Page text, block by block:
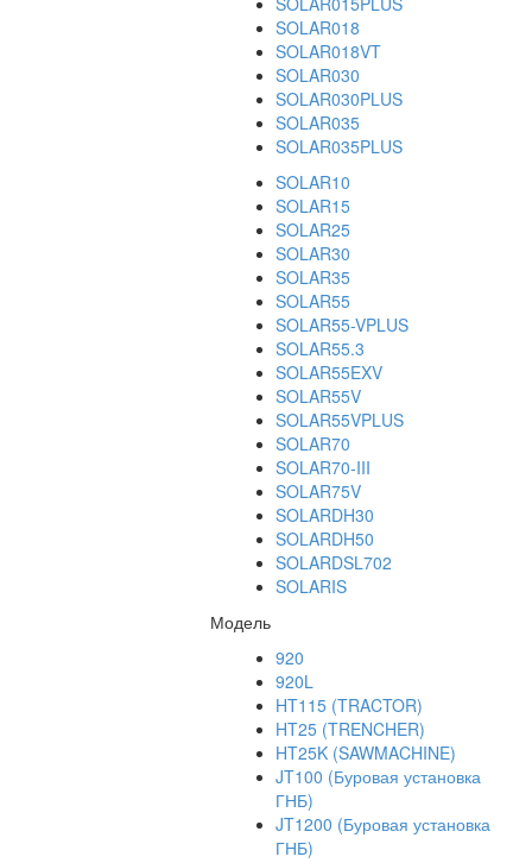
SOLAR018
SOLAR018VT
SOLAR030
SOLAR030PLUS
SOLAR035
SOLAR035PLUS
SOLAR10
SOLAR15
SOLAR25
SOLAR30
SOLAR35
SOLAR55
SOLAR55-VPLUS
SOLAR55.3
SOLAR55EXV
SOLAR55V
SOLAR55VPLUS
SOLAR70
SOLAR70-III
SOLAR75V
SOLARDH30
SOLARDH50
SOLARDSL702
SOLARIS
Модель
920
920L
HT115 (TRACTOR)
HT25 (TRENCHER)
HT25K (SAWMACHINE)
JT100 (Буровая установка
ГНБ)
JT1200 (Буровая установка
ГНБ)